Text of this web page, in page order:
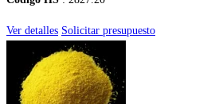
Ver detalles Solicitar presupuesto